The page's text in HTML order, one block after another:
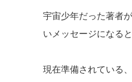
宇宙少年だった著者
いメッセージになると
現在準備されている